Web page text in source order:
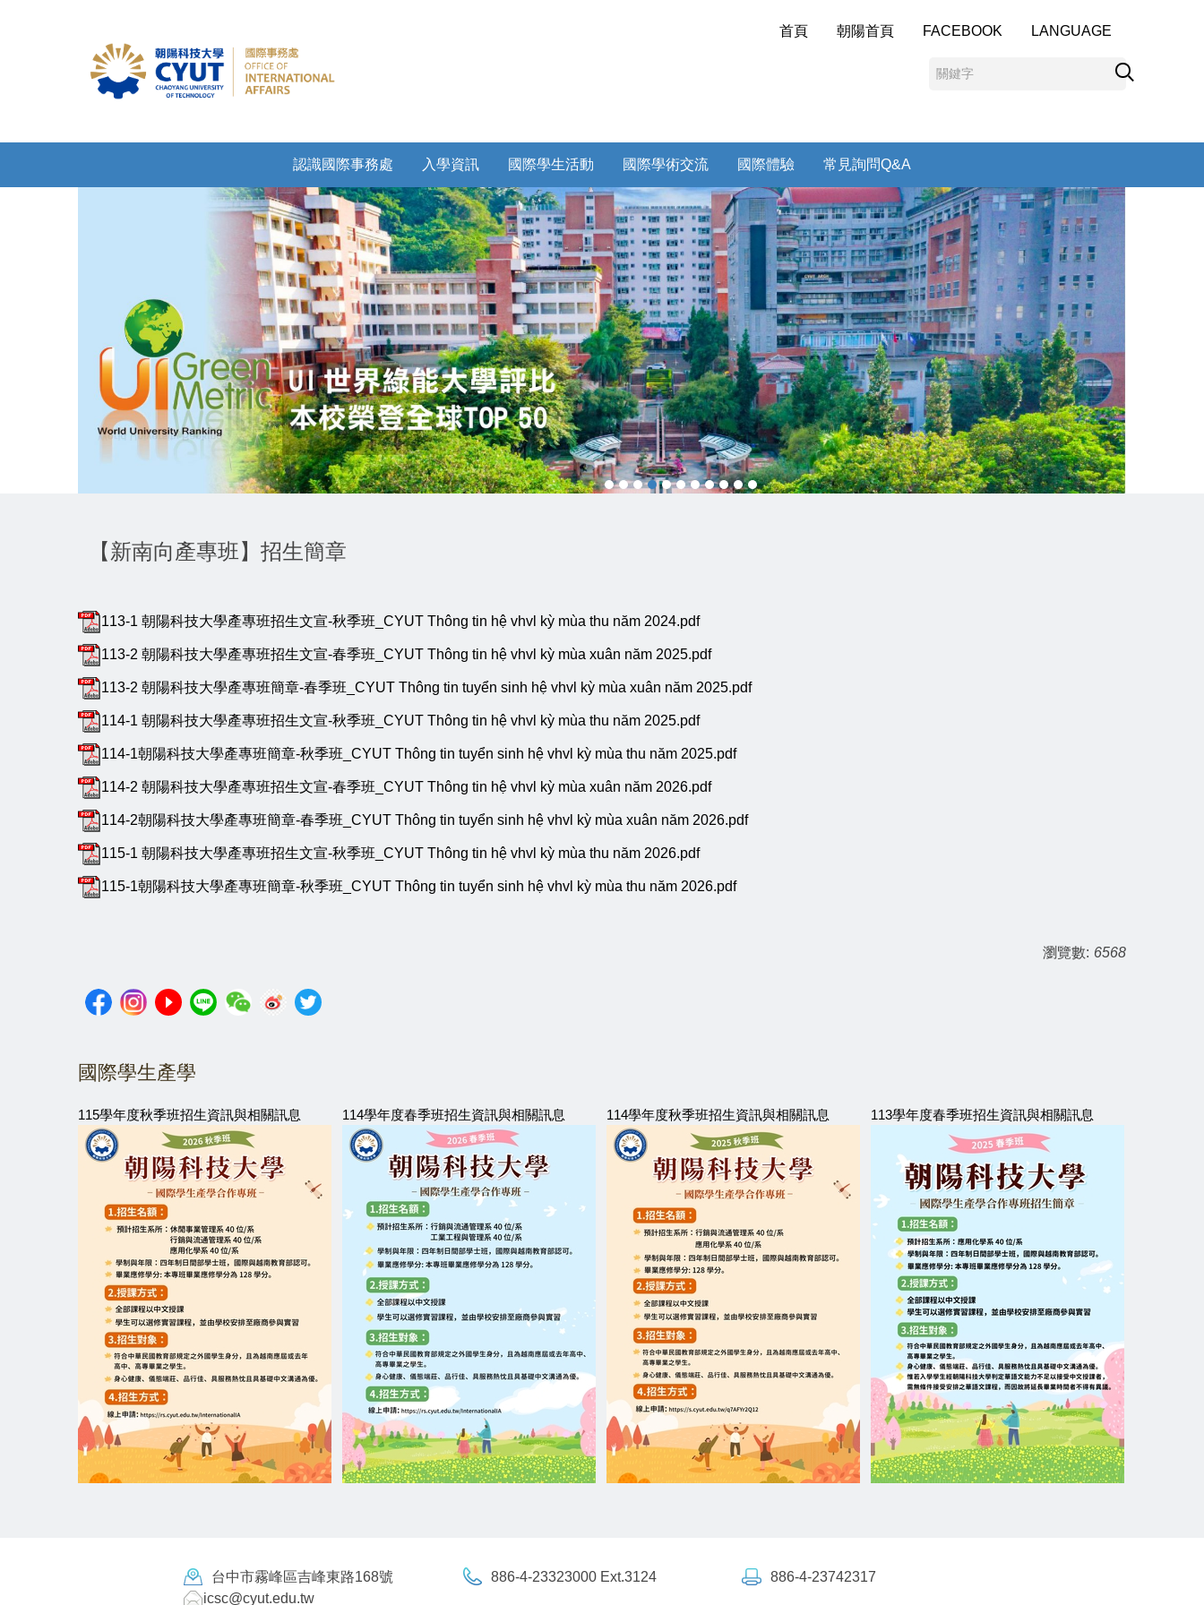
首頁 朝陽首頁 FACEBOOK LANGUAGE
認識國際事務處 入學資訊 國際學生活動 國際學術交流 國際體驗 常見詢問Q&A
【新南向產專班】招生簡章
113-1 朝陽科技大學產專班招生文宣-秋季班_CYUT Thông tin hệ vhvl kỳ mùa thu năm 2024.pdf
113-2 朝陽科技大學產專班招生文宣-春季班_CYUT Thông tin hệ vhvl kỳ mùa xuân năm 2025.pdf
113-2 朝陽科技大學產專班簡章-春季班_CYUT Thông tin tuyển sinh hệ vhvl kỳ mùa xuân năm 2025.pdf
114-1 朝陽科技大學產專班招生文宣-秋季班_CYUT Thông tin hệ vhvl kỳ mùa thu năm 2025.pdf
114-1朝陽科技大學產專班簡章-秋季班_CYUT Thông tin tuyển sinh hệ vhvl kỳ mùa thu năm 2025.pdf
114-2 朝陽科技大學產專班招生文宣-春季班_CYUT Thông tin hệ vhvl kỳ mùa xuân năm 2026.pdf
114-2朝陽科技大學產專班簡章-春季班_CYUT Thông tin tuyển sinh hệ vhvl kỳ mùa xuân năm 2026.pdf
115-1 朝陽科技大學產專班招生文宣-秋季班_CYUT Thông tin hệ vhvl kỳ mùa thu năm 2026.pdf
115-1朝陽科技大學產專班簡章-秋季班_CYUT Thông tin tuyển sinh hệ vhvl kỳ mùa thu năm 2026.pdf
瀏覽數: 6568
國際學生產學
115學年度秋季班招生資訊與相關訊息 114學年度春季班招生資訊與相關訊息 114學年度秋季班招生資訊與相關訊息 113學年度春季班招生資訊與相關訊息
台中市霧峰區吉峰東路168號 886-4-23323000 Ext.3124
886-4-23742317
icsc@cyut.edu.tw